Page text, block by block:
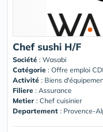
Chef sushi H/F
Société : Wasabi
Catégorie : Offre emploi CDI
Activité : Biens
Filiere : Assurance
Metier : Chef cuisinier
Departement : Provence-